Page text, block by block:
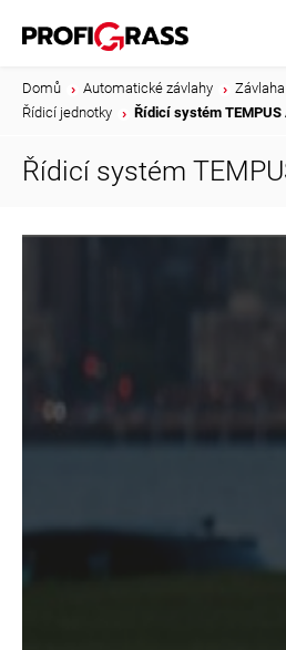
Domů Automatické závlahy
Řídicí jednotky
Řídicí systém TEMPUS
Řídicí systém